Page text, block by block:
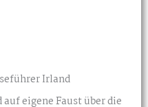
Irland
eigene Faust über die